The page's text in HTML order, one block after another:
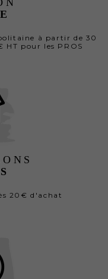
à partir de 30
pour les PROS
20€ d'achat